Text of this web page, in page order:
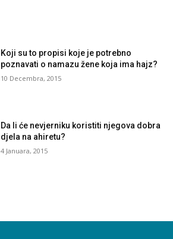
Koji su to propisi koje je potrebno
poznavati o namazu žene koja ima hajz?
10 Decembra, 2015
Da li će nevjerniku koristiti njegova dobra
djela na ahiretu?
4 Januara, 2015